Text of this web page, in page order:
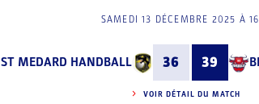
SAMEDI 13 DÉCEMBRE 2025 À
ST MEDARD HANDBALL 36 39
VOIR DÉTAIL DU MATCH